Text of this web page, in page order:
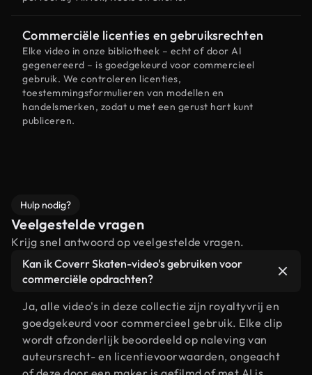
Commerciële licenties en gebruiksrechten
Elke video in onze bibliotheek – echt of door AI
gegenereerd – is goedgekeurd voor commercieel
gebruik. We controleren licenties,
toestemmingsformulieren van modellen en
handelsmerken, zodat u met een gerust hart kunt
publiceren.
Hulp nodig?
Veelgestelde vragen
Krijg snel antwoord op veelgestelde vragen.
Kan ik Coverr Skaten-video's gebruiken voor
commerciële opdrachten?
Ja, alle video's in deze collectie zijn royaltyvrij en
goedgekeurd voor commercieel gebruik. Elke clip
wordt afzonderlijk beoordeeld op naleving van
auteursrecht- en licentievoorwaarden, ongeacht